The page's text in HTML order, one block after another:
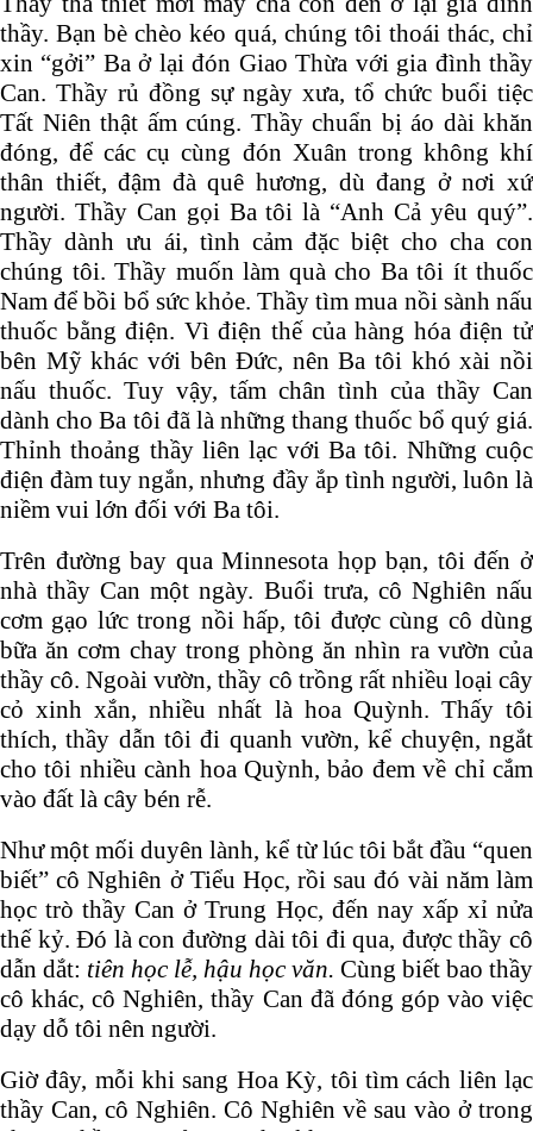
thầy. Bạn bè chèo kéo quá, chúng tôi thoái thác, chỉ
xin “gởi” Ba ở lại đón Giao Thừa với gia đình thầy
Can. Thầy rủ đồng sự ngày xưa, tổ chức buổi tiệc
Tất Niên thật ấm cúng. Thầy chuẩn bị áo dài khăn
đóng, để các cụ cùng đón Xuân trong không khí
thân thiết, đậm đà quê hương, dù đang ở nơi xứ
người. Thầy Can gọi Ba tôi là “Anh Cả yêu quý”.
Thầy dành ưu ái, tình cảm đặc biệt cho cha con
chúng tôi. Thầy muốn làm quà cho Ba tôi ít thuốc
Nam để bồi bổ sức khỏe. Thầy tìm mua nồi sành nấu
thuốc bằng điện. Vì điện thế của hàng hóa điện tử
bên Mỹ khác với bên Đức, nên Ba tôi khó xài nồi
nấu thuốc. Tuy vậy, tấm chân tình của thầy Can
dành cho Ba tôi đã là những thang thuốc bổ quý giá.
Thỉnh thoảng thầy liên lạc với Ba tôi. Những cuộc
điện đàm tuy ngắn, nhưng đầy ắp tình người, luôn là
niềm vui lớn đối với Ba tôi.
Trên đường bay qua Minnesota họp bạn, tôi đến ở
nhà thầy Can một ngày. Buổi trưa, cô Nghiên nấu
cơm gạo lức trong nồi hấp, tôi được cùng cô dùng
bữa ăn cơm chay trong phòng ăn nhìn ra vườn của
thầy cô. Ngoài vườn, thầy cô trồng rất nhiều loại cây
cỏ xinh xắn, nhiều nhất là hoa Quỳnh. Thấy tôi
thích, thầy dẫn tôi đi quanh vườn, kể chuyện, ngắt
cho tôi nhiều cành hoa Quỳnh, bảo đem về chỉ cắm
vào đất là cây bén rễ.
Như một mối duyên lành, kể từ lúc tôi bắt đầu “quen
biết” cô Nghiên ở Tiểu Học, rồi sau đó vài năm làm
học trò thầy Can ở Trung Học, đến nay xấp xỉ nửa
thế kỷ. Đó là con đường dài tôi đi qua, được thầy cô
dẫn dắt: tiên học lễ, hậu học văn. Cùng biết bao thầy
cô khác, cô Nghiên, thầy Can đã đóng góp vào việc
dạy dỗ tôi nên người.
Giờ đây, mỗi khi sang Hoa Kỳ, tôi tìm cách liên lạc
thầy Can, cô Nghiên. Cô Nghiên về sau vào ở trong